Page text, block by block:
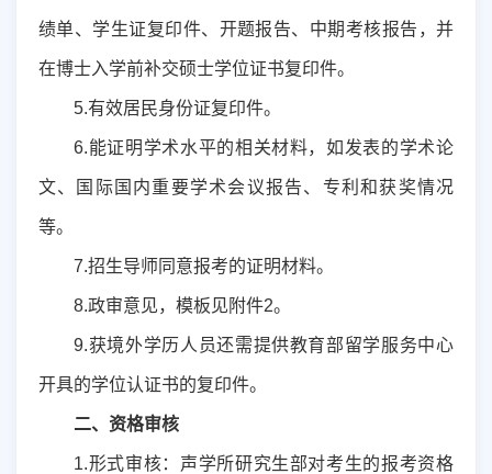
绩单、学生证复印件、开题报告、中期考核报告，并
在博士入学前补交硕士学位证书复印件。
5.有效居民身份证复印件。
6.能证明学术水平的相关材料，如发表的学术论
文、国际国内重要学术会议报告、专利和获奖情况
等。
7.招生导师同意报考的证明材料。
8.政审意见， 模板见附件2。
9.获境外学历人员还需提供教育部留学服务中心
开具的学位认证书的复印件。
二、资格审核
1.形式审核： 声学所研究生部对考生的报考资格